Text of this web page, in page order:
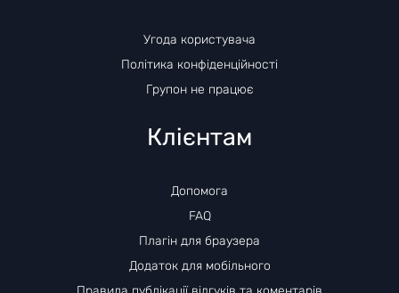
Угода користувача
Політика конфіденційності
Групон не працює
Клієнтам
Допомога
FAQ
Плагін для браузера
Додаток для мобільного